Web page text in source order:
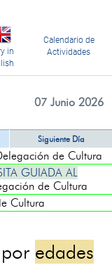
in
Calendario de
Actividades
07 Junio 2026
Siguiente Día
de Cultura
GUIADA AL
de Cultura
Cultura
edades